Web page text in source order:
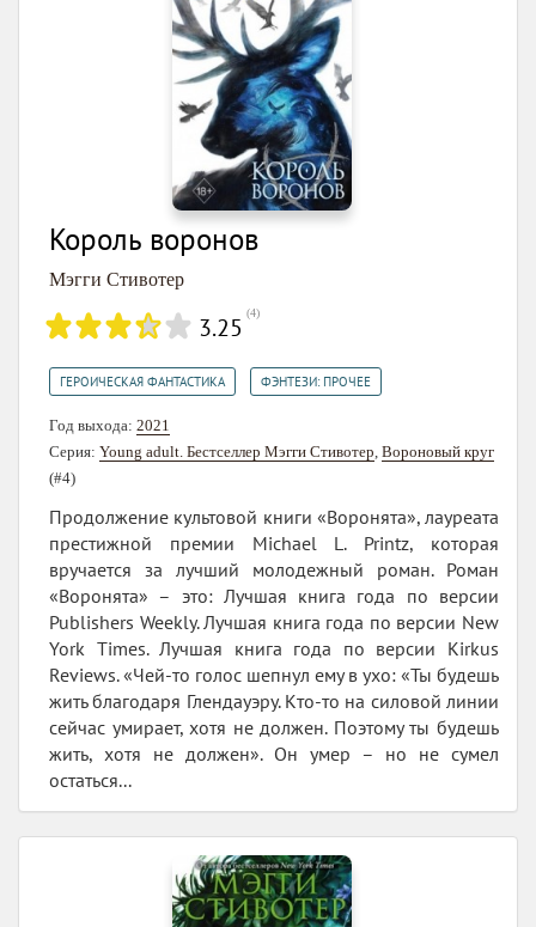
Король воронов
Мэгги Стивотер
3.25 (4)
ГЕРОИЧЕСКАЯ ФАНТАСТИКА ФЭНТЕЗИ: ПРОЧЕЕ
Год выхода: 2021
Серия: Young adult. Бестселлер Мэгги Стивотер Вороновый круг
(#4)
Продолжение культовой книги «Воронята», лауреата
престижной премии Michael L. Printz, которая
вручается за лучший молодежный роман. Роман
«Воронята» – это: Лучшая книга года по версии
Publishers Weekly. Лучшая книга года по версии New
York Times. Лучшая книга года по версии Kirkus
Reviews. «Чей-то голос шепнул ему в ухо: «Ты будешь
жить благодаря Глендауэру. Кто-то на силовой линии
сейчас умирает, хотя не должен. Поэтому ты будешь
жить, хотя не должен». Он умер – но не сумел
остаться...